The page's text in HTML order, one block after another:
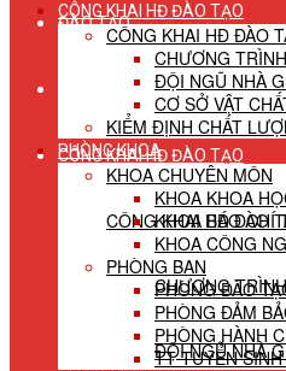
ĐÀO TẠO
TUYỂN SINH
CÔNG KHAI HĐ ĐÀO TẠO
CÔNG KHAI HĐ ĐÀO
CHƯƠNG
ĐỘI NGŨ NHÀ
CÔNG KHAI HĐ ĐÀO TẠO
CÔNG KHAI HĐ ĐÀO
CHƯƠNG
ĐỘI NGŨ NHÀ
CƠ SỞ VẬT
KIỂM ĐỊNH CHẤT
PHÒNG KHOA
KHOA CHUYÊN MÔN
KHOA KHOA
KHOA BÁO CHÍ
KHOA CÔNG
PHÒNG BAN
PHÒNG ĐÀO
PHÒNG ĐẢM
PHÒNG HÀNH
TT TUYỂN